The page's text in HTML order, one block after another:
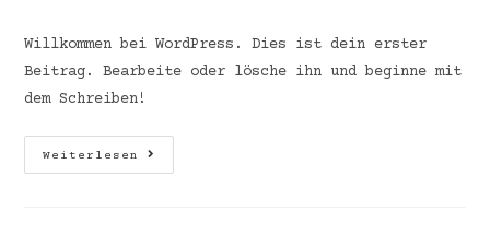
Willkommen bei WordPress. Dies ist dein erster
Beitrag. Bearbeite oder lösche ihn und beginne mit
dem Schreiben!
Weiterlesen